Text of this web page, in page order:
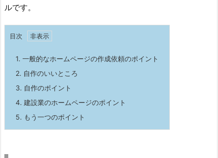
ルです。
目次
1. 一般的なホームページの作成依頼のポイント
2. 自作のいいところ
3. 自作のポイント
4. 建設業のホームページのポイント
5. もう一つのポイント